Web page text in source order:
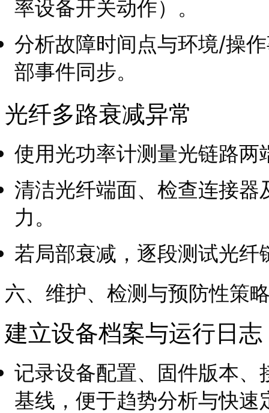
率设备开关动作）。
分析故障时间点与环境/操
部事件同步。
光纤多路衰减异常
使用光功率计测量光链路
清洁光纤端面、检查连接
力。
若局部衰减，逐段测试光
六、维护、检测与预防性策
建立设备档案与运行日志
记录设备配置、固件版本
基线，便于趋势分析与快速